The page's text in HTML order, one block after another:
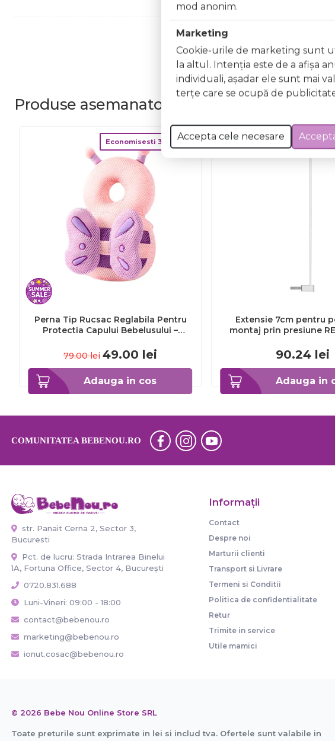
Produse asemanatoare
Adauga in cos
Economisesti 30.00lei
Perna Tip Rucsac Reglabila Pentru
Protectia Capului Bebelusului –
79.00 lei 49.00 lei
Adauga in
Extensie 7cm pentru
montaj prin presiune
90.24 lei
COMUNITATEA BEBENOU.RO
str. Panait Cerna 2, Sector 3,
Bucuresti
Pct. de lucru: Strada Intrarea Binelui
1A, Fortuna Office, Sector 4, București
0720.831.688
Luni-Vineri: 09:00 - 18:00
contact@bebenou.ro
marketing@bebenou.ro
ionut.cosac@bebenou.ro
Informaţii
Contact
Despre noi
Marturii clienti
Transport si Livrare
Termeni si Conditii
Politica de confidentialitate
Retur
Trimite in service
Utile mamici
© 2026 Bebe Nou Online Store SRL
Toate preturile sunt exprimate in lei si includ tva. Ofertele sunt valabile in
mod anonim.
Marketing
Cookie-urile de marketing sunt
la altul. Intenţia este de a afişa
individuali, aşadar ele sunt mai
terţe care se ocupă de
Accepta cele necesare